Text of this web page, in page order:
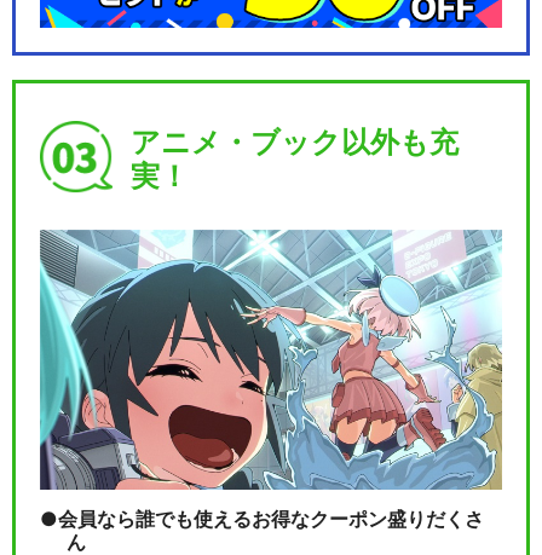
アニメ・ブック以外も充
実！
会員なら誰でも使えるお得なクーポン盛りだくさ
ん